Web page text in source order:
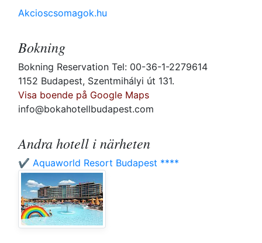
Akcioscsomagok.hu
Bokning
Bokning Reservation Tel: 00-36-1-2279614
1152 Budapest, Szentmihályi út 131.
Visa boende på Google Maps
info@bokahotellbudapest.com
Andra hotell i närheten
✔️ Aquaworld Resort Budapest ****